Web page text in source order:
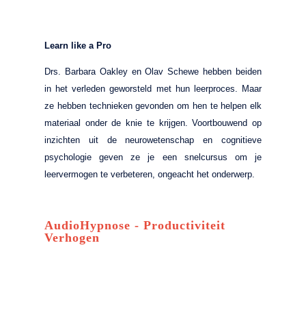
Learn like a Pro
Drs. Barbara Oakley en Olav Schewe hebben beiden
in het verleden geworsteld met hun leerproces. Maar
ze hebben technieken gevonden om hen te helpen elk
materiaal onder de knie te krijgen. Voortbouwend op
inzichten uit de neurowetenschap en cognitieve
psychologie geven ze je een snelcursus om je
leervermogen te verbeteren, ongeacht het onderwerp.
AudioHypnose - Productiviteit
Verhogen